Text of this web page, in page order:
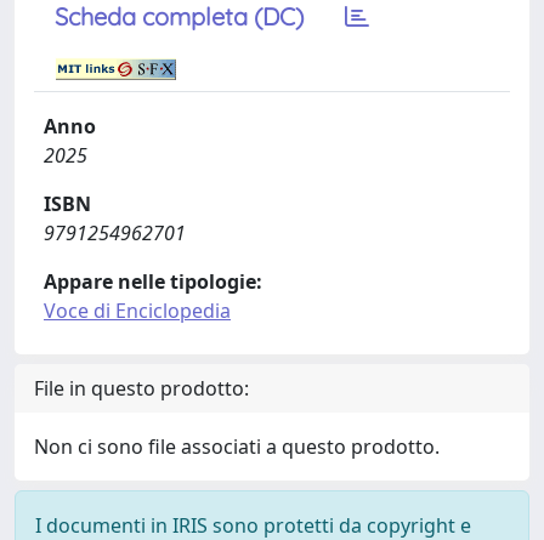
Scheda completa (DC)
Anno
2025
ISBN
9791254962701
Appare nelle tipologie:
Voce di Enciclopedia
File in questo prodotto:
Non ci sono file associati a questo prodotto.
I documenti in IRIS sono protetti da copyright e